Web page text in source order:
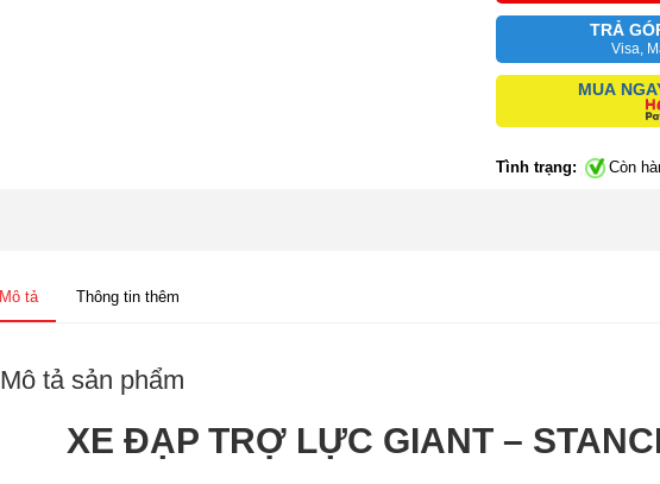
TRẢ
Visa,
MUA
Tình trạng: Còn
Mô tả Thông tin thêm
Mô tả sản phẩm
XE ĐẠP TRỢ LỰC GIANT –